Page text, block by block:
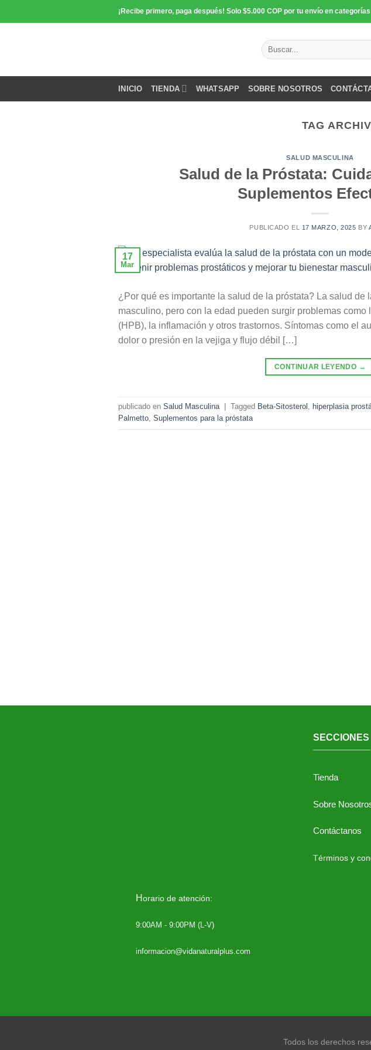
contenido
¡Recibe primero, paga después! Solo $5.000 COP por tu envío en
Buscar
por:
INICIO TIENDA WHATSAPP SOBRE NOSOTROS
TAG
SALUD MASCULINA
Salud de la Próstata:
Suplementos
PUBLICADO EL 17 MARZO, 2025 BY
17
Mar
¿Por qué es importante la salud de la próstata? La salud de
masculino, pero con la edad pueden surgir problemas
(HPB), la inflamación y otros trastornos. Síntomas como el
dolor o presión en la vejiga y flujo débil […]
CONTINUAR LEYENDO →
publicado en Salud Masculina Tagged Beta-Sitosterol , hiperplasia
Palmetto, Suplementos para la próstata
Horario de atención:
9:00AM - 9:00PM (L-V)
informacion@vidanaturalplus.com
SECCIONES
Tienda
Sobre
Contáctanos
Términos y
Todos los derechos